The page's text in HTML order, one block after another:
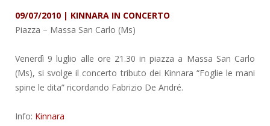
09/07/2010 | KINNARA IN CONCERTO
Piazza – Massa San Carlo (Ms)
Venerdì 9 luglio alle ore 21.30 in piazza a Massa San Carlo
(Ms), si svolge il concerto tributo dei Kinnara “Foglie le mani
spine le dita” ricordando Fabrizio De André.
Info: Kinnara